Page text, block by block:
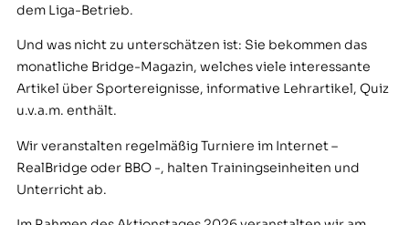
dem Liga-Betrieb.
Und was nicht zu unterschätzen ist: Sie bekommen das
monatliche Bridge-Magazin, welches viele interessante
Artikel über Sportereignisse, informative Lehrartikel, Quiz
u.v.a.m. enthält.
Wir veranstalten regelmäßig Turniere im Internet –
RealBridge oder BBO -, halten Trainingseinheiten und
Unterricht ab.